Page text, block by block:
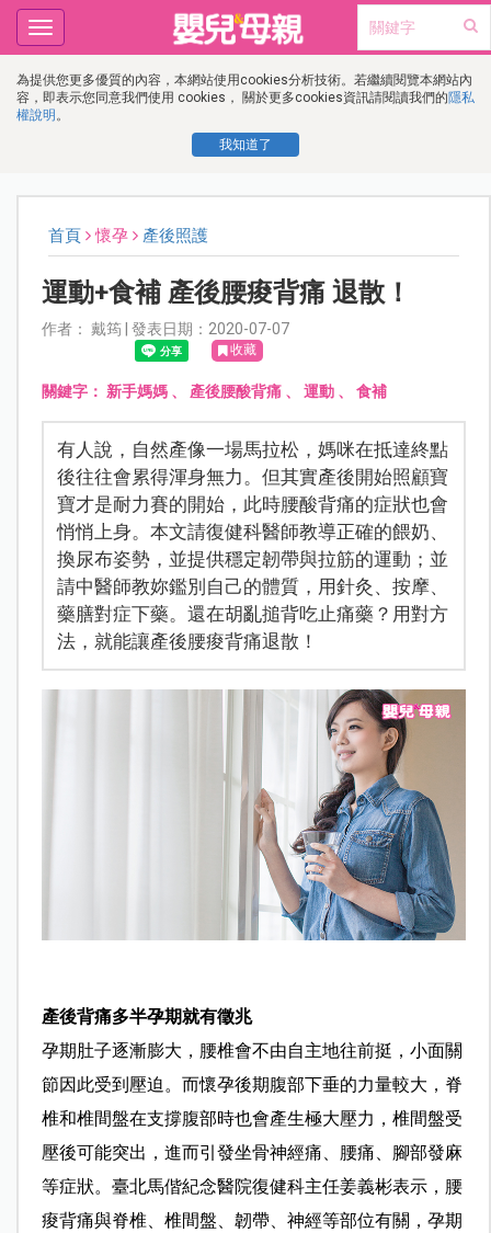
為提供您更多優質的內容，本網站使用cookies分析技術。若繼續閱覽本網站內
容，即表示您同意我們使用 cookies， 關於更多cookies資訊請閱讀我們的隱私
權說明 。
我知道了
Toggle
navigation
首頁 懷孕 產後照護
運動+食補 產後腰痠背痛 退散！
作者： 戴筠 | 發表日期：2020-07-07
收藏
關鍵字： 新手媽媽、 產後腰酸背痛、 運動、 食補
有人說，自然產像一場馬拉松，媽咪在抵達終點
後往往會累得渾身無力。但其實產後開始照顧寶
寶才是耐力賽的開始，此時腰酸背痛的症狀也會
悄悄上身。本文請復健科醫師教導正確的餵奶、
換尿布姿勢，並提供穩定韌帶與拉筋的運動；並
請中醫師教妳鑑別自己的體質，用針灸、按摩、
藥膳對症下藥。還在胡亂搥背吃止痛藥？用對方
法，就能讓產後腰痠背痛退散！
產後背痛多半孕期就有徵兆
孕期肚子逐漸膨大，腰椎會不由自主地往前挺，小面關
節因此受到壓迫。而懷孕後期腹部下垂的力量較大，脊
椎和椎間盤在支撐腹部時也會產生極大壓力，椎間盤受
壓後可能突出，進而引發坐骨神經痛、腰痛、腳部發麻
等症狀。臺北馬偕紀念醫院復健科主任姜義彬表示，腰
痠背痛與脊椎、椎間盤、韌帶、神經等部位有關，孕期